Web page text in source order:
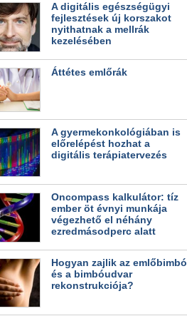
A digitális egészségügyi
fejlesztések új korszakot
nyithatnak a mellrák
kezelésében
Áttétes emlőrák
A gyermekonkológiában is
előrelépést hozhat a
digitális terápiatervezés
Oncompass kalkulátor: tíz
ember öt évnyi munkája
végezhető el néhány
ezredmásodperc alatt
Hogyan zajlik az emlőbimbó
és a bimbóudvar
rekonstrukciója?